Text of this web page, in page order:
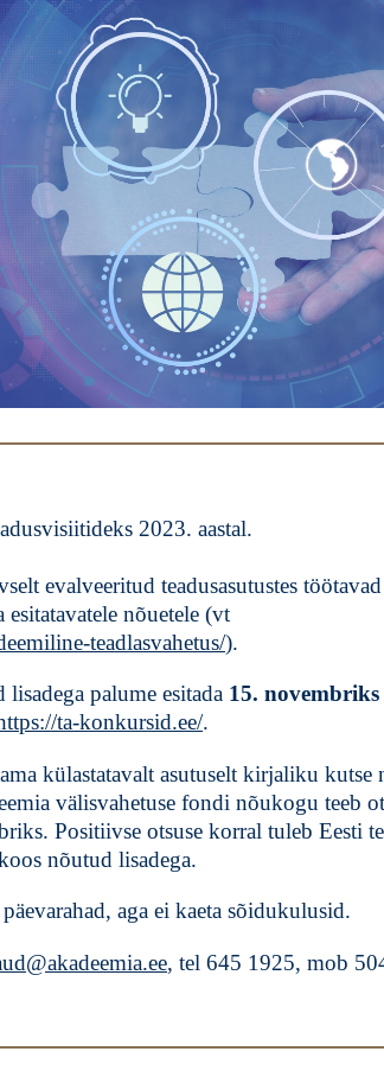
2023. aastal.
evalveeritud teadusasutustes
nõuetele (vt
teadlasvahetus/).
lisadega palume esitada 15. novembriks
ta-konkursid.ee/.
külastatavalt asutuselt kirjaliku kutse
välisvahetuse fondi nõukogu teeb
Positiivse otsuse korral tuleb Eesti
nõutud lisadega.
aga ei kaeta sõidukulusid.
, tel 645 1925, mob